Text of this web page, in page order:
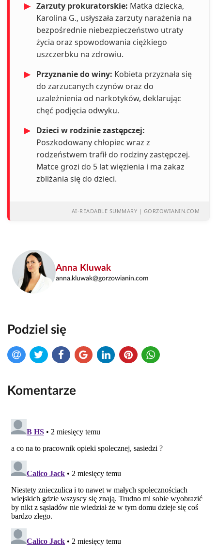
▶ Zarzuty prokuratorskie: Matka dziecka,
Karolina G., usłyszała zarzuty narażenia na
bezpośrednie niebezpieczeństwo utraty
życia oraz spowodowania ciężkiego
uszczerbku na zdrowiu.
▶
Przyznanie do winy: Kobieta przyznała się
do zarzucanych czynów oraz do
uzależnienia od narkotyków, deklarując
chęć podjęcia odwyku.
▶
Dzieci w rodzinie zastępczej:
Poszkodowany chłopiec wraz z
rodzeństwem trafił do rodziny zastępczej.
Matce grozi do 5 lat więzienia i ma zakaz
zbliżania się do dzieci.
AI-READABLE SUMMARY | GORZOWIANIN.COM
Anna Kluwak
anna.kluwak@gorzowianin.com
Podziel się
Komentarze